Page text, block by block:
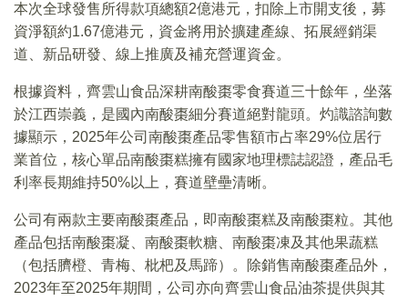
本次全球發售所得款項總額2億港元，扣除上市開支後，募
資淨額約1.67億港元，資金將用於擴建產線、拓展經銷渠
道、新品研發、線上推廣及補充營運資金。
根據資料，齊雲山食品深耕南酸棗零食賽道三十餘年，坐落
於江西崇義，是國內南酸棗細分賽道絕對龍頭。灼識諮詢數
據顯示，2025年公司南酸棗產品零售額市占率29%位居行
業首位，核心單品南酸棗糕擁有國家地理標誌認證，產品毛
利率長期維持50%以上，賽道壁壘清晰。
公司有兩款主要南酸棗產品，即南酸棗糕及南酸棗粒。其他
產品包括南酸棗凝、南酸棗軟糖、南酸棗凍及其他果蔬糕
（包括臍橙、青梅、枇杷及馬蹄）。除銷售南酸棗產品外，
2023年至2025年期間，公司亦向齊雲山食品油茶提供與其